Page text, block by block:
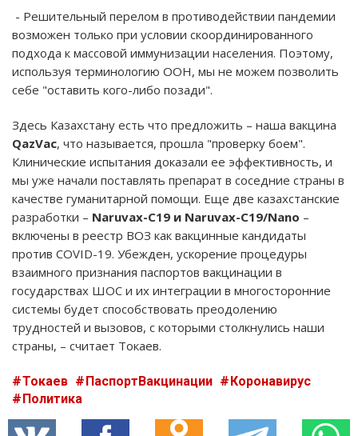
- Решительный перелом в противодействии пандемии
возможен только при условии скоординированного
подхода к массовой иммунизации населения. Поэтому,
используя терминологию ООН, мы не можем позволить
себе "оставить кого-либо позади".
Здесь Казахстану есть что предложить – наша вакцина
QazVac, что называется, прошла "проверку боем".
Клинические испытания доказали ее эффективность, и
мы уже начали поставлять препарат в соседние страны в
качестве гуманитарной помощи. Еще две казахстанские
разработки – Naruvax-C19 и Naruvax-C19/Nano –
включены в реестр ВОЗ как вакцинные кандидаты
против COVID-19. Убежден, ускорение процедуры
взаимного признания паспортов вакцинации в
государствах ШОС и их интеграции в многосторонние
системы будет способствовать преодолению
трудностей и вызовов, с которыми столкнулись наши
страны, – считает Токаев.
Токаев ПаспортВакцинации
Коронавирус
Политика